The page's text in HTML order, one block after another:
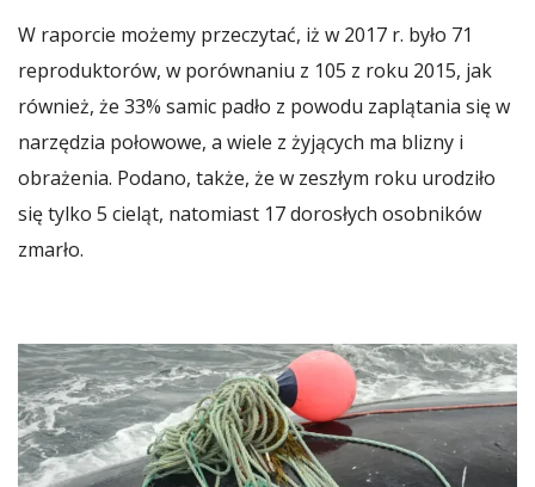
W raporcie możemy przeczytać, iż w 2017 r. było 71
reproduktorów, w porównaniu z 105 z roku 2015, jak
również, że 33% samic padło z powodu zaplątania się w
narzędzia połowowe, a wiele z żyjących ma blizny i
obrażenia. Podano, także, że w zeszłym roku urodziło
się tylko 5 cieląt, natomiast 17 dorosłych osobników
zmarło.